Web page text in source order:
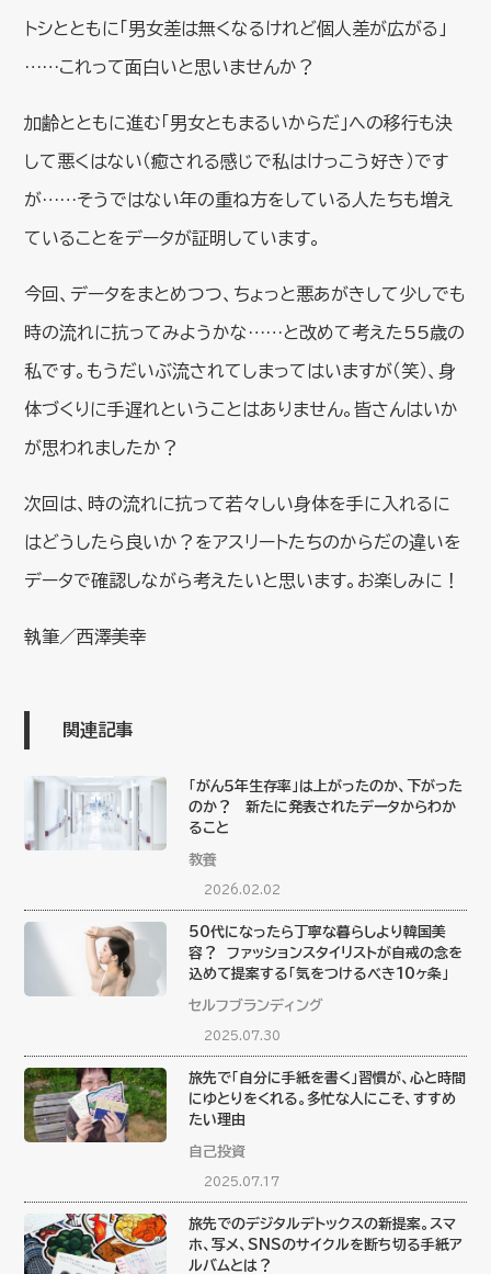
トシとともに「男女差は無くなるけれど個人差が広がる」
……これって面白いと思いませんか？
加齢とともに進む「男女ともまるいからだ」への移行も決
して悪くはない（癒される感じで私はけっこう好き）です
が……そうではない年の重ね方をしている人たちも増え
ていることをデータが証明しています。
今回、データをまとめつつ、ちょっと悪あがきして少しでも
時の流れに抗ってみようかな……と改めて考えた55歳の
私です。もうだいぶ流されてしまってはいますが（笑）、身
体づくりに手遅れということはありません。皆さんはいか
が思われましたか？
次回は、時の流れに抗って若々しい身体を手に入れるに
はどうしたら良いか？をアスリートたちのからだの違いを
データで確認しながら考えたいと思います。お楽しみに！
執筆／西澤美幸
関連記事
「がん５年生存率」は上がったのか、下がった
のか？ 新たに発表されたデータからわか
ること
教養
2026.02.02
50代になったら丁寧な暮らしより韓国美
容？ ファッションスタイリストが自戒の念を
込めて提案する「気をつけるべき10ヶ条」
セルフブランディング
2025.07.30
旅先で「自分に手紙を書く」習慣が、心と時間
にゆとりをくれる。多忙な人にこそ、すすめ
たい理由
自己投資
2025.07.17
旅先でのデジタルデトックスの新提案。スマ
ホ、写メ、SNSのサイクルを断ち切る手紙ア
ルバムとは？